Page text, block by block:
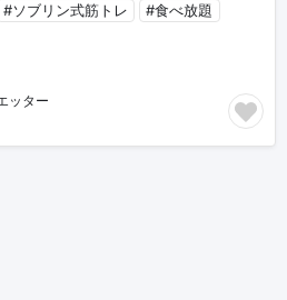
#ソブリン式筋トレ #食べ放題
ッター